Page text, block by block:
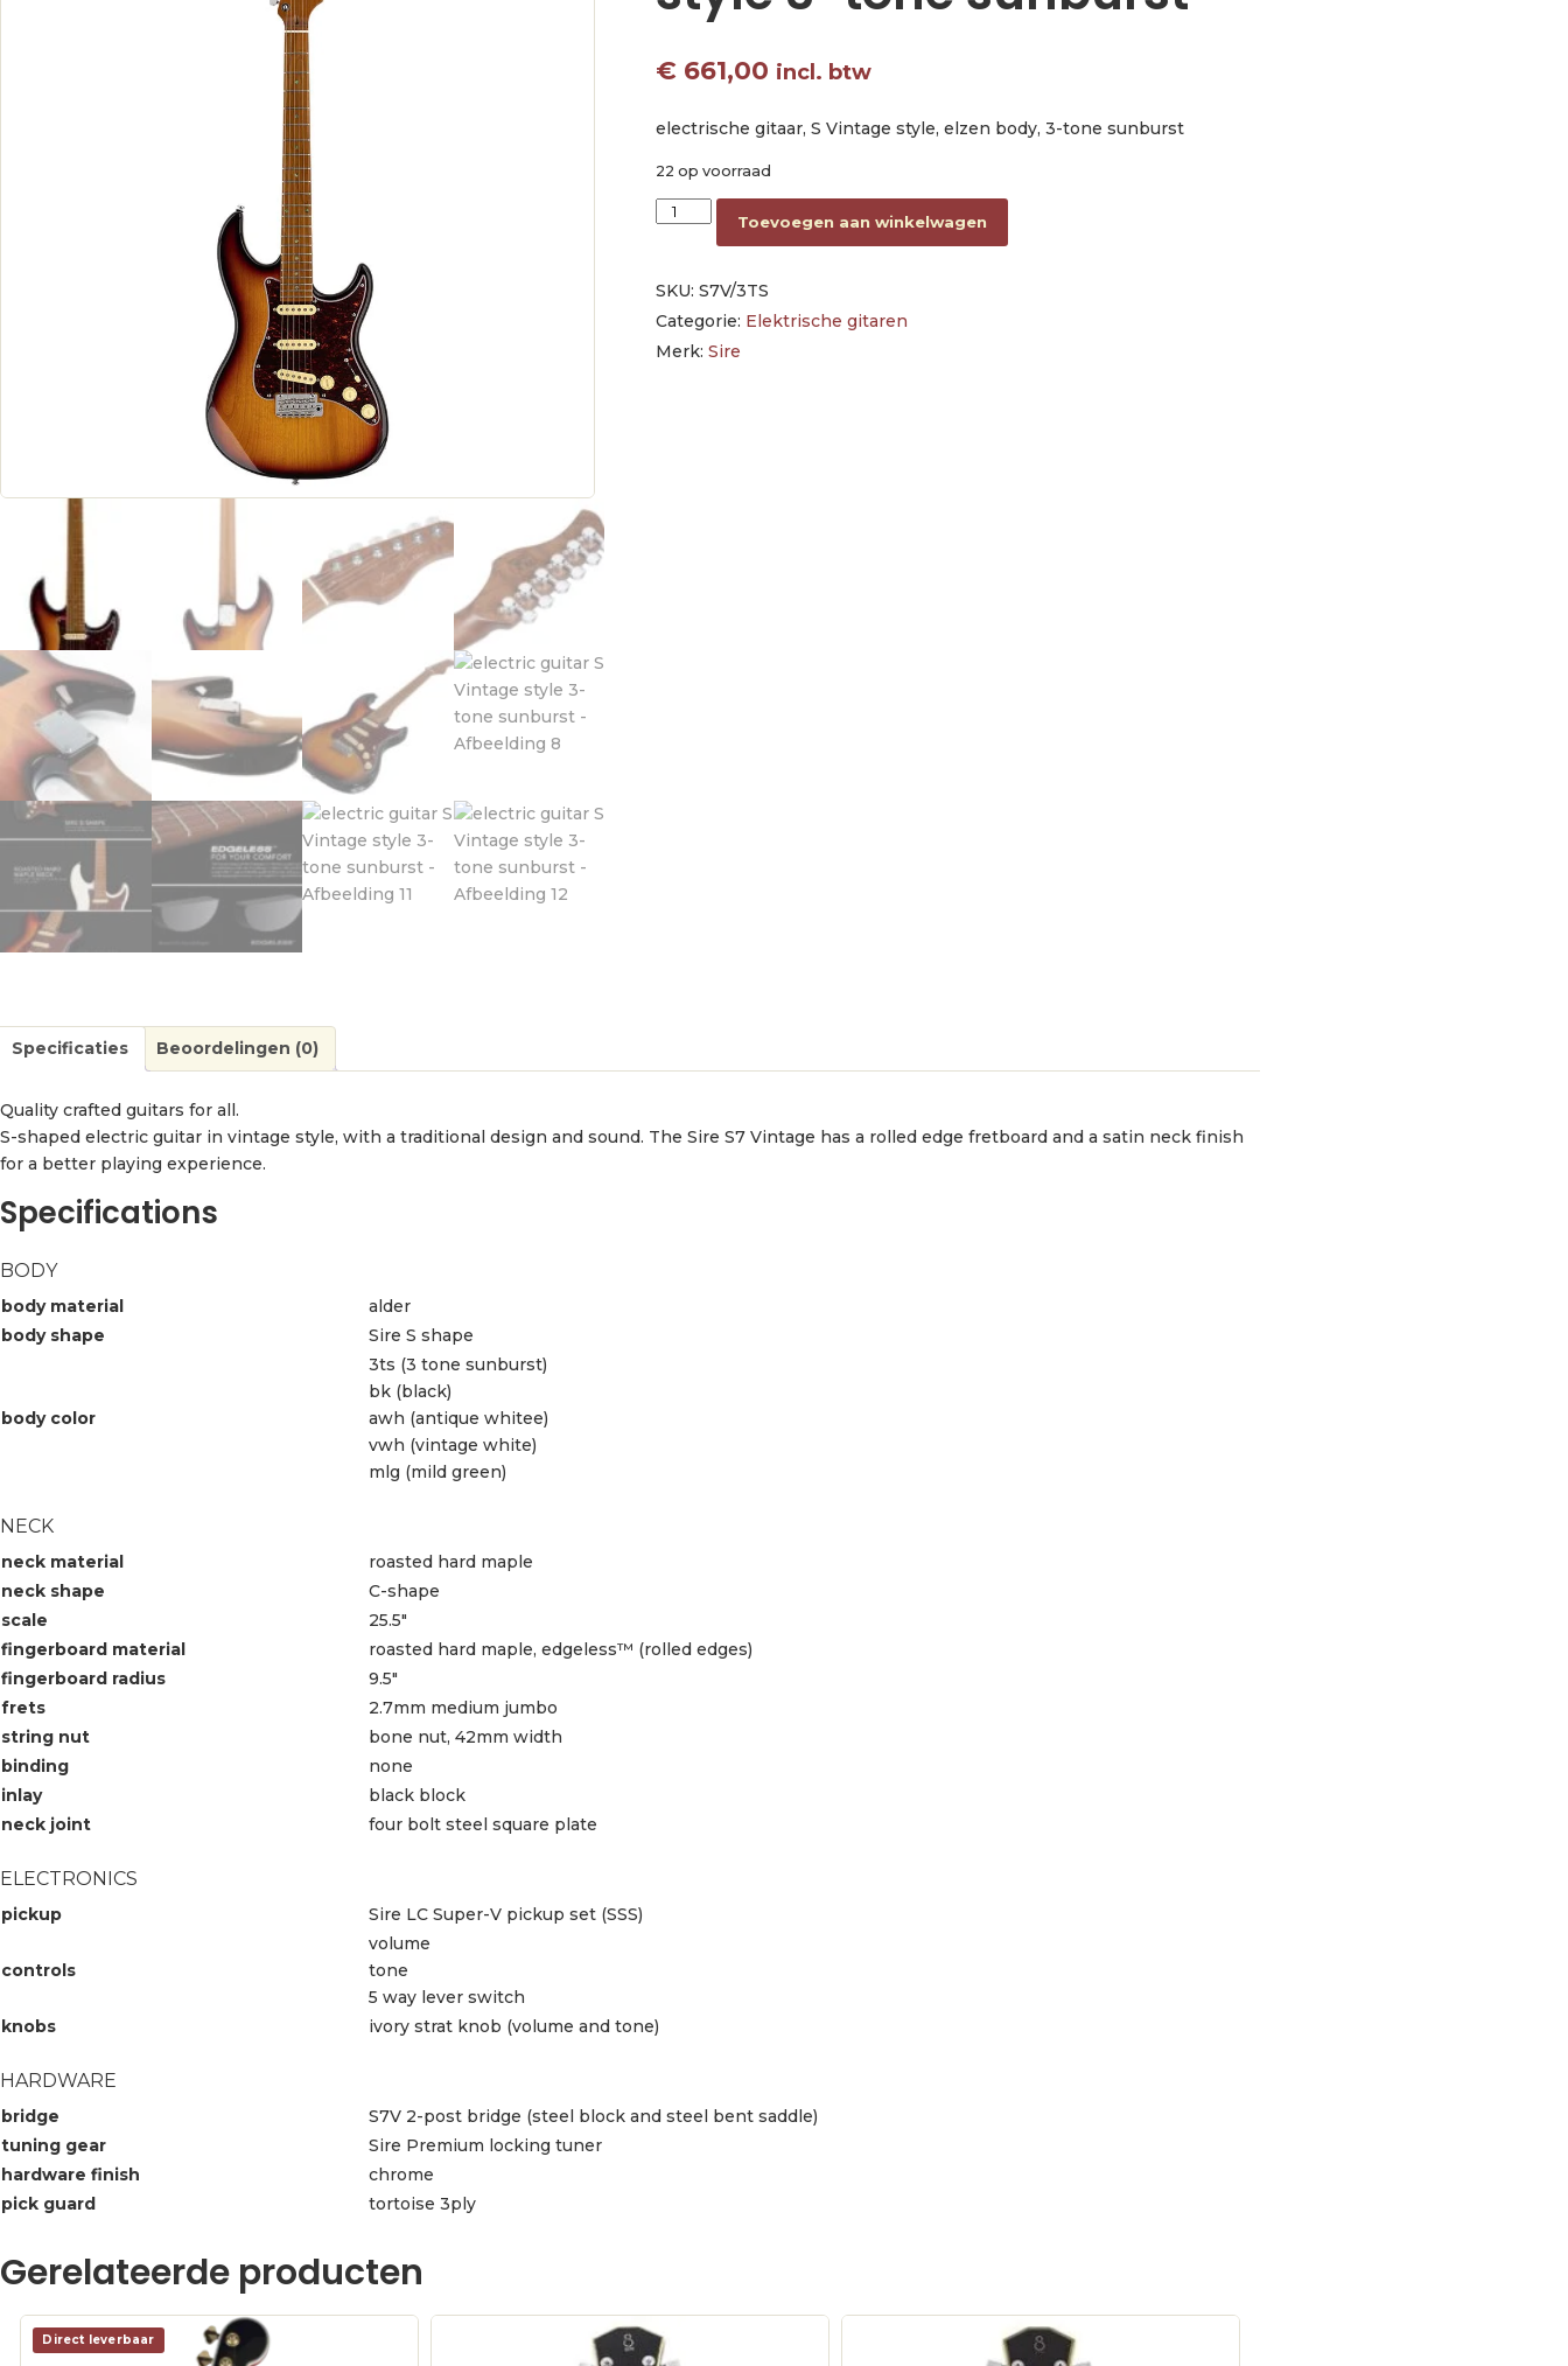
€ 661,00 incl. btw
electrische gitaar, S Vintage style, elzen body, 3-tone sunburst
22 op voorraad
electric guitar S Vintage style 3-tone sunburst aantal
Toevoegen aan winkelwagen
SKU: S7V/3TS
Categorie: Elektrische gitaren
Merk: Sire
Specificaties Beoordelingen (0)
Quality crafted guitars for all.
S-shaped electric guitar in vintage style, with a traditional design and sound. The Sire S7 Vintage has a rolled edge fretboard and a satin neck finish
for a better playing experience.
Specifications
BODY
body material
alder
body shape
Sire S shape
body color
3ts (3 tone sunburst)
bk (black)
awh (antique whitee)
vwh (vintage white)
mlg (mild green)
NECK
neck material
roasted hard maple
neck shape
C-shape
scale
25.5″
fingerboard material
roasted hard maple, edgeless™ (rolled edges)
fingerboard radius
9.5″
frets
2.7mm medium jumbo
string nut
bone nut, 42mm width
binding
none
inlay
black block
neck joint
four bolt steel square plate
ELECTRONICS
pickup Sire LC Super-V pickup set (SSS)
controls
volume
tone
5 way lever switch
knobs
ivory strat knob (volume and tone)
HARDWARE
bridge
S7V 2-post bridge (steel block and steel bent saddle)
tuning gear
Sire Premium locking tuner
hardware finish
chrome
pick guard
tortoise 3ply
Gerelateerde producten
Direct leverbaar